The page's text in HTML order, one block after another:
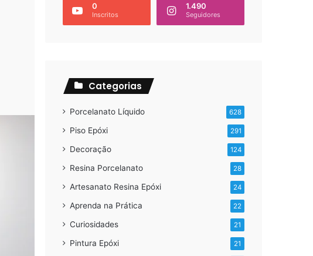
0
Inscritos
1.490
Seguidores
Categorias
Porcelanato Líquido 628
Piso Epóxi 291
Decoração 124
Resina Porcelanato 28
Artesanato Resina Epóxi 24
Aprenda na Prática 22
Curiosidades 21
Pintura Epóxi 21